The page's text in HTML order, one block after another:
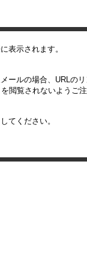
表示されます。
ールの場合、URLの
閲覧されないようご
てください。